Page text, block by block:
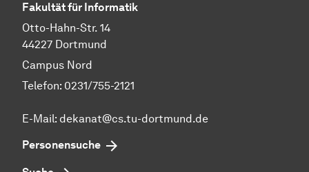
Fakultät für Informatik
Otto-Hahn-Str. 14
44227 Dortmund
Campus Nord
Telefon: 0231/755-2121
E-Mail: dekanat@cs.tu-dortmund.de
Personensuche